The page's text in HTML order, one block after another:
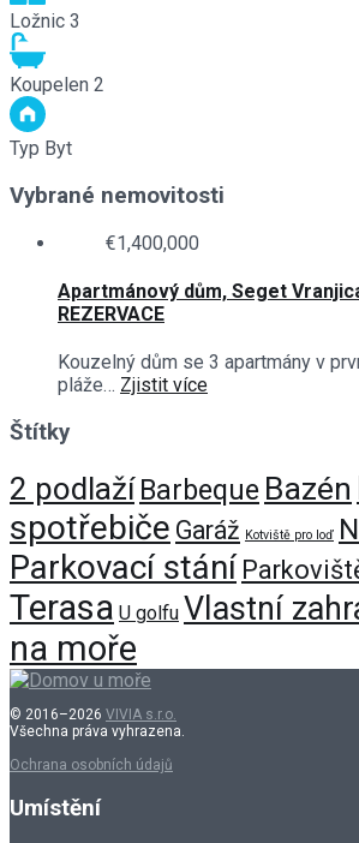
Ložnic 3
Koupelen 2
Typ Byt
Vybrané nemovitosti
€1,400,000
Apartmánový dům, Seget
REZERVACE
Kouzelný dům se 3 apartmány v
pláže… Zjistit více
Štítky
2 podlaží Barbeque Bazén
spotřebiče Garáž Kotviště pro loď
Parkovací stání
Terasa U golfu Vlastní
na moře
© 2016–2026 VIVIA s.r.o.
Všechna práva vyhrazena.
Ochrana osobních údajů
Umístění